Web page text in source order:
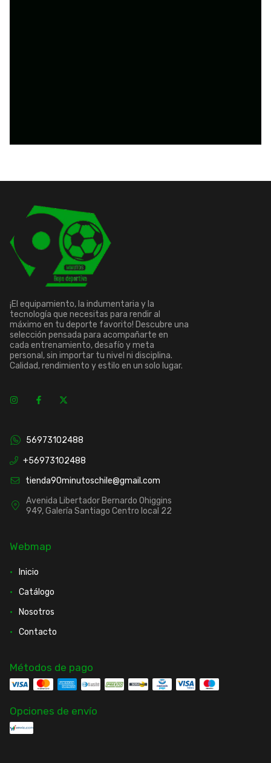
¡El equipamiento, la indumentaria y la
tecnología que necesitas para rendir al
máximo en tu deporte favorito! Descubre una
selección pensada para acompañarte en
cada entrenamiento, desafío y meta
personal, sin importar tu nivel ni disciplina.
Calidad, rendimiento y estilo en un solo lugar.
56973102488
+56973102488
tienda90minutoschile@gmail.com
Avenida Libertador Bernardo Ohiggins
949, Galería Santiago Centro local 22
Webmap
Inicio
Catálogo
Nosotros
Contacto
Métodos de pago
Opciones de envío